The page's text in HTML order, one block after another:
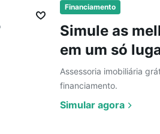
Financiamento
Simule as
em um só
Assessoria imobiliária
financiamento.
Simular agora